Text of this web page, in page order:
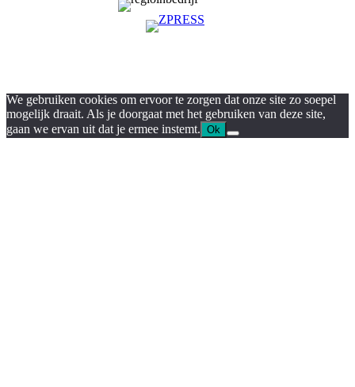
We gebruiken cookies om ervoor te zorgen dat onze site zo soepel
mogelijk draait. Als je doorgaat met het gebruiken van deze site,
gaan we ervan uit dat je ermee instemt. Ok